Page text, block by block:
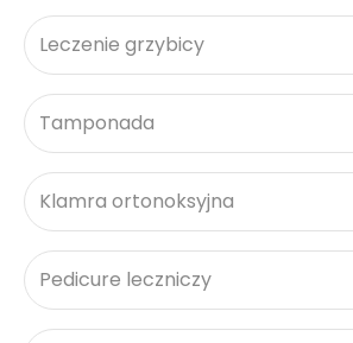
Leczenie grzybicy
Tamponada
Klamra ortonoksyjna
Pedicure leczniczy